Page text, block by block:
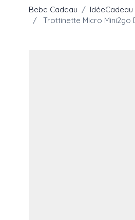
Bebe Cadeau / IdéeCadeau
/
Trottinette Micro Mini2go